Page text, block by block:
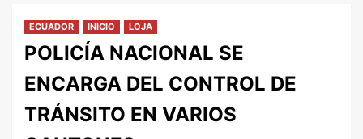
ECUADOR INICIO LOJA
POLICÍA NACIONAL SE
ENCARGA DEL CONTROL DE
TRÁNSITO EN VARIOS